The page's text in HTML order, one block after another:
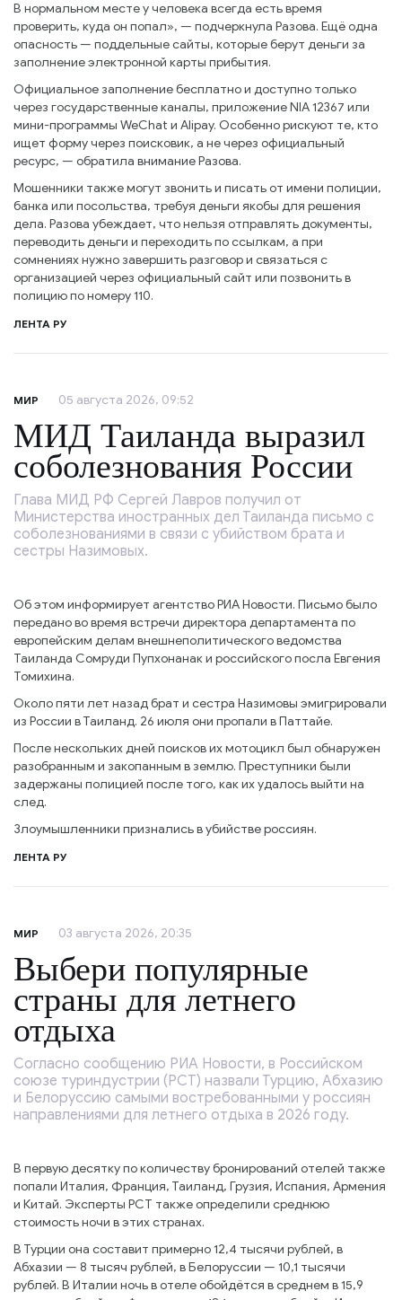
В нормальном месте у человека всегда есть время
проверить, куда он попал», — подчеркнула Разова. Ещё одна
опасность — поддельные сайты, которые берут деньги за
заполнение электронной карты прибытия.
Официальное заполнение бесплатно и доступно только
через государственные каналы, приложение NIA 12367 или
мини-программы WeChat и Alipay. Особенно рискуют те, кто
ищет форму через поисковик, а не через официальный
ресурс, — обратила внимание Разова.
Мошенники также могут звонить и писать от имени полиции,
банка или посольства, требуя деньги якобы для решения
дела. Разова убеждает, что нельзя отправлять документы,
переводить деньги и переходить по ссылкам, а при
сомнениях нужно завершить разговор и связаться с
организацией через официальный сайт или позвонить в
полицию по номеру 110.
ЛЕНТА РУ
МИР 05 августа 2026, 09:52
МИД Таиланда выразил
соболезнования России
Глава МИД РФ Сергей Лавров получил от
Министерства иностранных дел Таиланда письмо с
соболезнованиями в связи с убийством брата и
сестры Назимовых.
Об этом информирует агентство РИА Новости. Письмо было
передано во время встречи директора департамента по
европейским делам внешнеполитического ведомства
Таиланда Сомруди Пупхонанак и российского посла Евгения
Томихина.
Около пяти лет назад брат и сестра Назимовы эмигрировали
из России в Таиланд. 26 июля они пропали в Паттайе.
После нескольких дней поисков их мотоцикл был обнаружен
разобранным и закопанным в землю. Преступники были
задержаны полицией после того, как их удалось выйти на
след.
Злоумышленники признались в убийстве россиян.
ЛЕНТА РУ
МИР 03 августа 2026, 20:35
Выбери популярные
страны для летнего
отдыха
Согласно сообщению РИА Новости, в Российском
союзе туриндустрии (РСТ) назвали Турцию, Абхазию
и Белоруссию самыми востребованными у россиян
направлениями для летнего отдыха в 2026 году.
В первую десятку по количеству бронирований отелей также
попали Италия, Франция, Таиланд, Грузия, Испания, Армения
и Китай. Эксперты РСТ также определили среднюю
стоимость ночи в этих странах.
В Турции она составит примерно 12,4 тысячи рублей, в
Абхазии — 8 тысяч рублей, в Белоруссии — 10,1 тысячи
рублей. В Италии ночь в отеле обойдётся в среднем в 15,9